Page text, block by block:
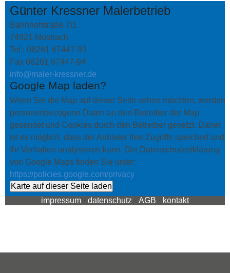
Günter Kressner Malerbetrieb
Bahnhofstraße 7/1
74821 Mosbach
Tel.: 06261 67447-93
Fax 06261 67447-94
info@maler-kressner.de
Google Map laden?
Wenn Sie die Map auf dieser Seite sehen möchten, werden
personenbezogene Daten an den Betreiber der Map
gesendet und Cookies durch den Betreiber gesetzt. Daher
ist es möglich, dass der Anbieter Ihre Zugriffe speichert und
Ihr Verhalten analysieren kann. Die Datenschutzerklärung
von Google Maps finden Sie unter:
https://policies.google.com/privacy
Karte auf dieser Seite laden
impressum
datenschutz AGB kontakt